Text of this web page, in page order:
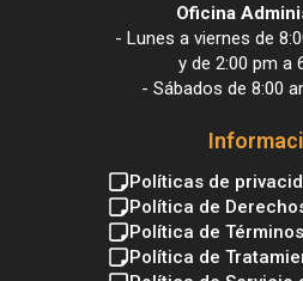
Oficina
- Lunes a viernes de
y de 2:00 pm a
- Sábados de 8:00
Políticas de
Política de
Política de
Política de